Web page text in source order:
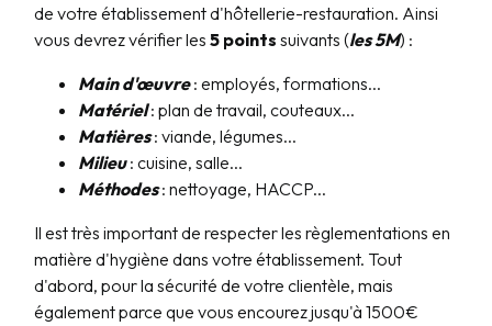
de votre établissement d'hôtellerie-restauration. Ainsi
vous devrez vérifier les 5 points suivants (les 5M) :
Main d'œuvre: employés, formations...
Matériel: plan de travail, couteaux...
Matières: viande, légumes...
Milieu: cuisine, salle...
Méthodes: nettoyage, HACCP...
Il est très important de respecter les règlementations en
matière d'hygiène dans votre établissement. Tout
d'abord, pour la sécurité de votre clientèle, mais
également parce que vous encourez jusqu'à 1500€